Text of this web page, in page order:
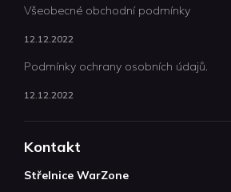
Všeobecné obchodní podmínky
12.12.2022
Podmínky ochrany osobních údajů.
12.12.2022
Kontakt
Střelnice WarZone